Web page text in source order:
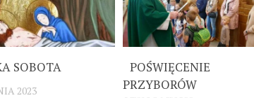
SOBOTA
2023
POŚWIĘCENIE
PRZYBORÓW